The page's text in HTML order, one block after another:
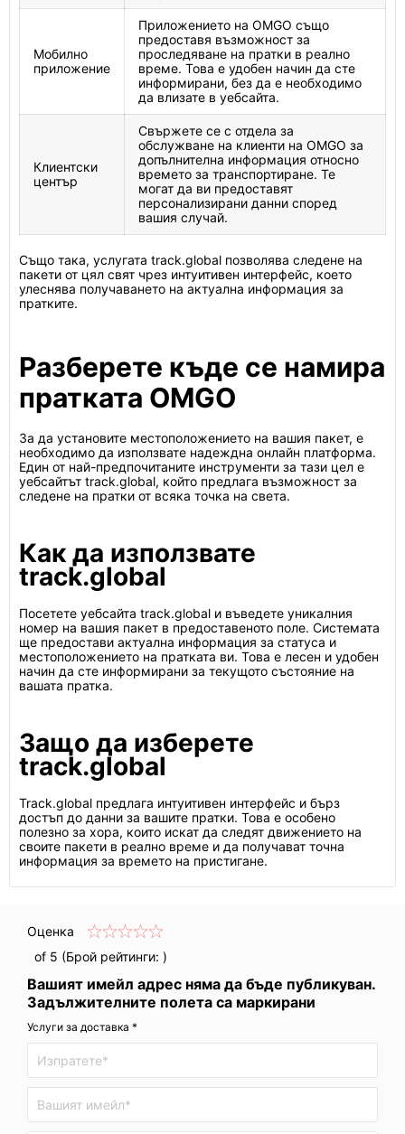
Мобилно
приложение
Приложението на OMGO също
предоставя възможност за
проследяване на пратки в реално
време. Това е удобен начин да сте
информирани, без да е необходимо
да влизате в уебсайта.
Клиентски
център
Свържете се с отдела за
обслужване на клиенти на OMGO за
допълнителна информация относно
времето за транспортиране. Те
могат да ви предоставят
персонализирани данни според
вашия случай.
Също така, услугата track.global позволява следене на
пакети от цял свят чрез интуитивен интерфейс, което
улеснява получаването на актуална информация за
пратките.
Разберете къде се намира
пратката OMGO
За да установите местоположението на вашия пакет, е
необходимо да използвате надеждна онлайн платформа.
Един от най-предпочитаните инструменти за тази цел е
уебсайтът track.global, който предлага възможност за
следене на пратки от всяка точка на света.
Как да използвате
track.global
Посетете уебсайта track.global и въведете уникалния
номер на вашия пакет в предоставеното поле. Системата
ще предостави актуална информация за статуса и
местоположението на пратката ви. Това е лесен и удобен
начин да сте информирани за текущото състояние на
вашата пратка.
Защо да изберете
track.global
Track.global предлага интуитивен интерфейс и бърз
достъп до данни за вашите пратки. Това е особено
полезно за хора, които искат да следят движението на
своите пакети в реално време и да получават точна
информация за времето на пристигане.
Оценка
of 5 (Брой рейтинги: )
Вашият имейл адрес няма да бъде публикуван.
Задължителните полета са маркирани
Услуги за доставка *